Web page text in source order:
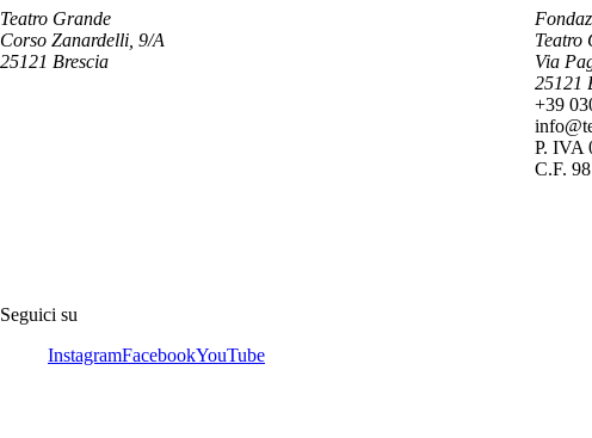
Teatro Grande
Corso Zanardelli, 9/A
25121 Brescia
Teatro
Via
25121
+39
P. IVA
C.F.
Seguici su
InstagramFacebookYouTube